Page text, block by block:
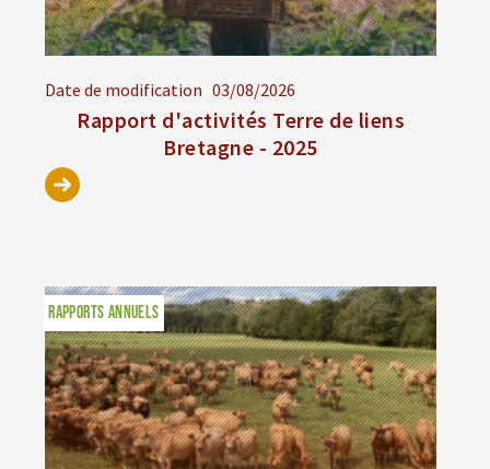
Date de modification 03/08/2026
Rapport d'activités Terre de liens
Bretagne - 2025
RAPPORTS ANNUELS